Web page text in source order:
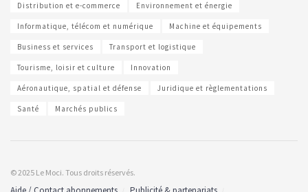
Distribution et e-commerce Environnement et énergie
Informatique, télécom et numérique Machine et équipements
Business et services Transport et logistique
Tourisme, loisir et culture Innovation
Aéronautique, spatial et défense Juridique et règlementations
Santé Marchés publics
© 2025 Le Moci. Tous droits réservés.